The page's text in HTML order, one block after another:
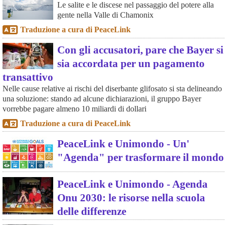
Le salite e le discese nel passaggio del potere alla
gente nella Valle di Chamonix
Traduzione a cura di PeaceLink
Con gli accusatori, pare che Bayer si
sia accordata per un pagamento
transattivo
Nelle cause relative ai rischi del diserbante glifosato si sta delineando
una soluzione: stando ad alcune dichiarazioni, il gruppo Bayer
vorrebbe pagare almeno 10 miliardi di dollari
Traduzione a cura di PeaceLink
PeaceLink e Unimondo - Un'
"Agenda" per trasformare il mondo
PeaceLink e Unimondo - Agenda
Onu 2030: le risorse nella scuola
delle differenze